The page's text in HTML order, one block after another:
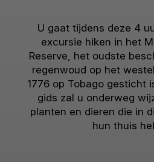
U gaat tijdens deze 4
excursie hiken in het
Reserve, het oudste
regenwoud op het
1776 op Tobago gesticht
gids zal u onderweg
planten en dieren die in
hun thuis